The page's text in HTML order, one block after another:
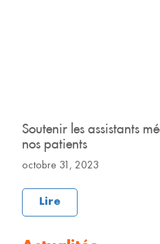
Soutenir les assistants
nos patients
octobre 31, 2023
Lire